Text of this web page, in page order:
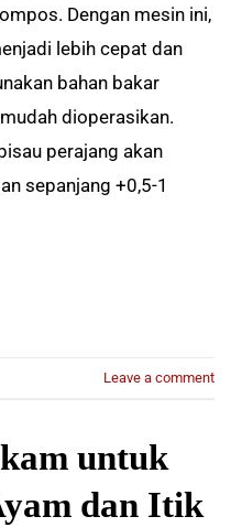
Dengan mesin ini,
lebih cepat dan
bahan bakar
dioperasikan.
perajang akan
sepanjang +0,5-1
Leave a comment
untuk
dan Itik